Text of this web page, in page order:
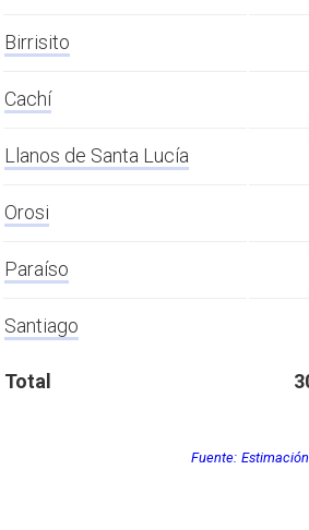
Birrisito
Cachí
Llanos de Santa Lucía
Orosi
Paraíso
Santiago
Total
Fuente: